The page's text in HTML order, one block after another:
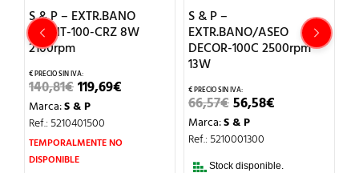
S & P – EXTR.BANO
SILENT-100-CRZ 8W
2100rpm
140,81€EL
PRECIO
ORIGINAL
ERA:
140,81€.
119,69€
119,69€.
Marca:S & P
Ref.: 5210401500
TEMPORALMENTE NO
DISPONIBLE
S & P –
EXTR.BANO/ASEO
DECOR-100C 2500rpm
13W
66,57€EL
PRECIO
ORIGINAL
ERA:
56,58€
Marca:S & P
Ref.: 5210001300
Stock disponible.